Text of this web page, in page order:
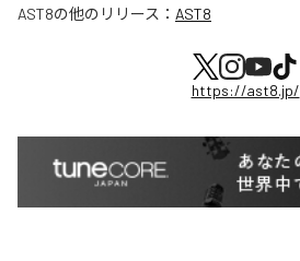
AST8の他のリリース： AST8
https://ast8.jp/